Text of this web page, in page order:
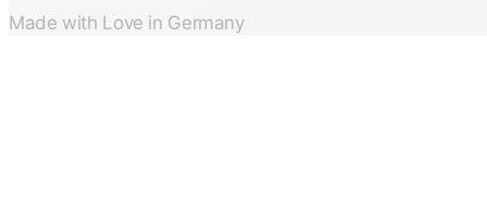
Made with Love in Germany